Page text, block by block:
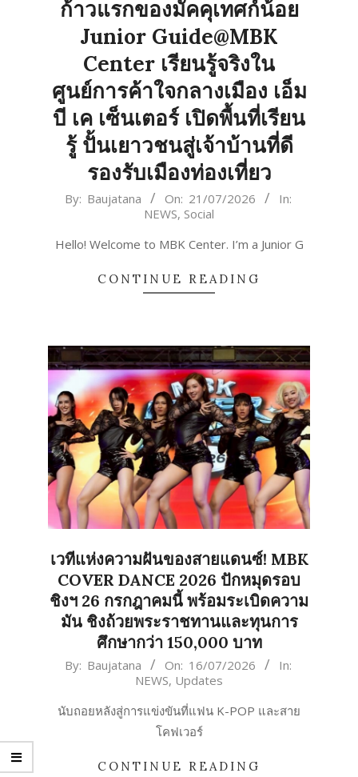
ก้าวแรกของมัคคุเทศก์น้อย
Junior Guide@MBK
Center เรียนรู้จริงใน
ศูนย์การค้าใจกลางเมือง เอ็ม
บี เค เซ็นเตอร์ เปิดพื้นที่เรียน
รู้ ปั้นเยาวชนสู่เจ้าบ้านที่ดี
รองรับเมืองท่องเที่ยว
2026-
21
By: Baujatana On: 21/07/2026
In:
NEWS, Social
Hello! Welcome to MBK Center. I’m a Junior G
CONTINUE READING
เวทีแห่งความฝันของสายแดนซ์! MBK
COVER DANCE 2026 ปักหมุดรอบ
ชิงฯ 26 กรกฎาคมนี้ พร้อมระเบิดความ
มัน ชิงถ้วยพระราชทานและทุนการ
ศึกษากว่า 150,000 บาท
2026-
16
By: Baujatana On: 16/07/2026
In:
NEWS, Updates
นับถอยหลังสู่การแข่งขันที่แฟน K-POP และสาย
โคฟเวอร์
CONTINUE READING